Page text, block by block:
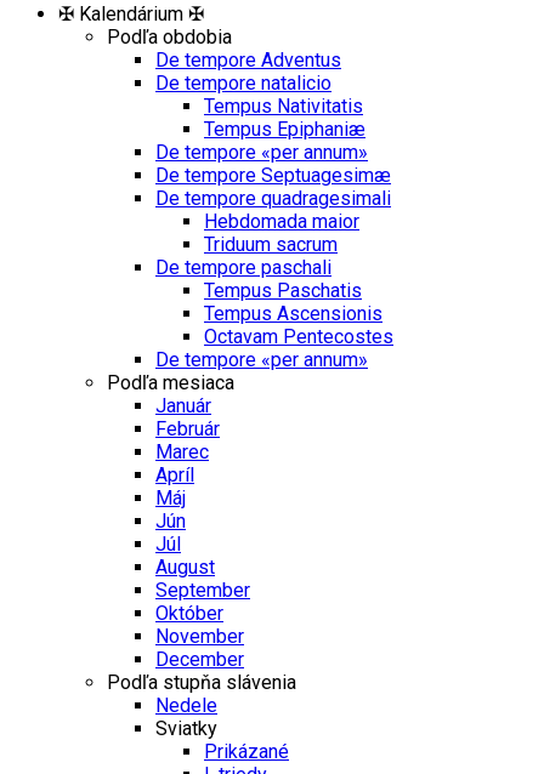
✠ Kalendárium ✠
Podľa obdobia
De tempore Adventus
De tempore natalicio
Tempus Nativitatis
Tempus Epiphaniæ
De tempore «per annum»
De tempore Septuagesimæ
De tempore quadragesimali
Hebdomada maior
Triduum sacrum
De tempore paschali
Tempus Paschatis
Tempus Ascensionis
Octavam Pentecostes
De tempore «per annum»
Podľa mesiaca
Január
Február
Marec
Apríl
Máj
Jún
Júl
August
September
Október
November
December
Podľa stupňa slávenia
Nedele
Sviatky
Prikázané